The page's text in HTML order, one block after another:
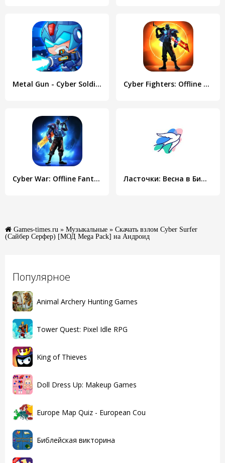
Популярное
Animal Archery Hunting Games
Tower Quest: Pixel Idle RPG
King of Thieves
Doll Dress Up: Makeup Games
Europe Map Quiz - European Cou
Библейская викторина
Metal Gun - Cyber Soldier Cyber Fighters: Offline Game
Cyber War: Offline Fantasy RPG Ласточки: Весна в Бишкеке - истории для девочек
Games-times.ru » Музыкальные » Скачать взлом Cyber Surfer
(Сайбер Серфер) [МОД Mega Pack] на Андроид